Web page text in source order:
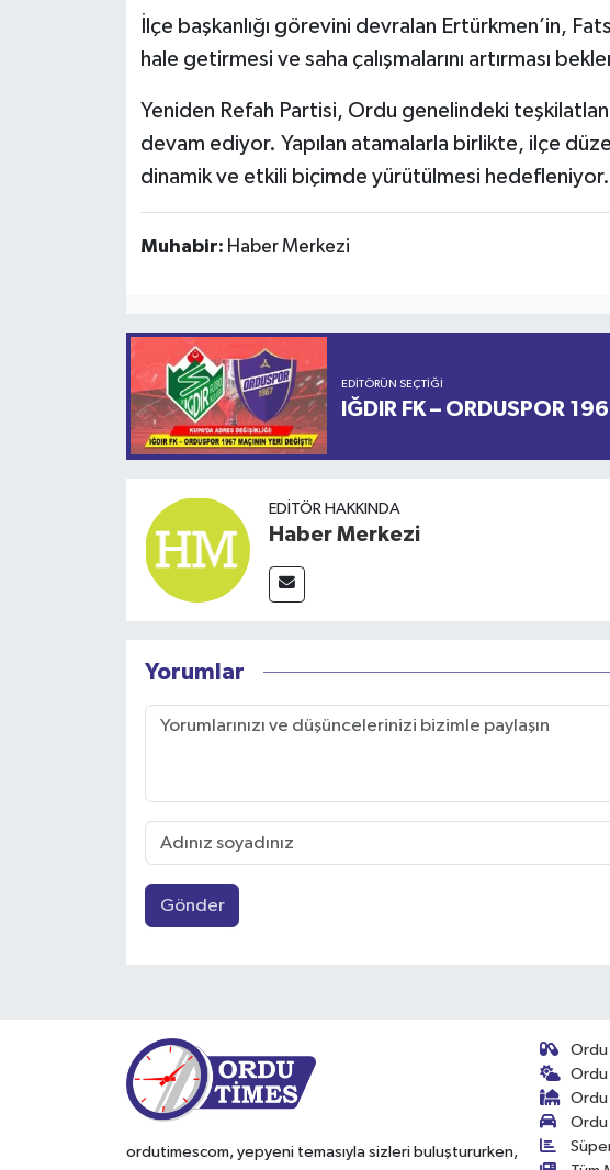
İlçe başkanlığı görevini devralan Ertürkmen’in,
hale getirmesi ve saha çalışmalarını artırması
Yeniden Refah Partisi, Ordu genelindeki
devam ediyor. Yapılan atamalarla birlikte, ilçe
dinamik ve etkili biçimde yürütülmesi hedefleniyor.
Muhabir: Haber Merkezi
EDITÖRÜN SEÇTIĞI
IĞDIR FK – ORDUSPOR
EDITÖR HAKKINDA
Haber Merkezi
Yorumlar
Gönder
ordutimescom, yepyeni temasıyla sizleri buluştururken,
Ordu
Ordu
Ordu